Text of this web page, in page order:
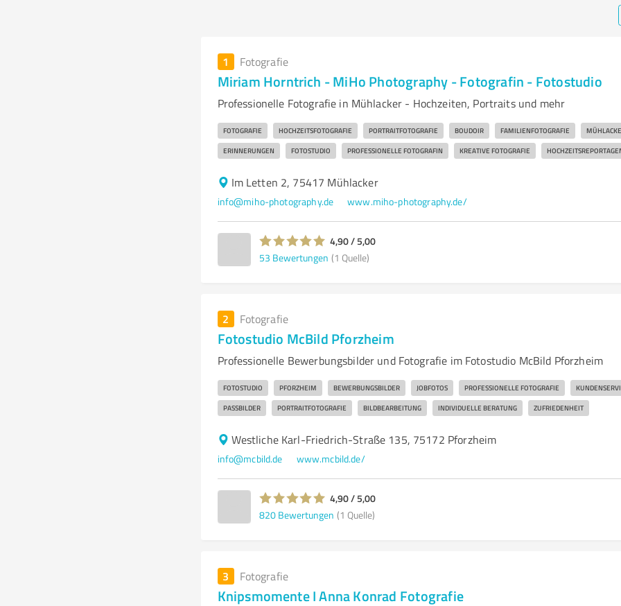
1 Fotografie
Miriam Horntrich - MiHo Photography - Fotografin - Fotostudio
Professionelle Fotografie in Mühlacker - Hochzeiten, Portraits und mehr
FOTOGRAFIE HOCHZEITSFOTOGRAFIE PORTRAITFOTOGRAFIE BOUDOIR FAMILIENFOTOGRAFIE
ERINNERUNGEN FOTOSTUDIO PROFESSIONELLE FOTOGRAFIN KREATIVE FOTOGRAFIE
Im Letten 2, 75417 Mühlacker
info@miho-photography.de www.miho-photography.de/
4,90 / 5,00
53 Bewertungen (1 Quelle)
2 Fotografie
Fotostudio McBild Pforzheim
Professionelle Bewerbungsbilder und Fotografie im Fotostudio McBild Pforzheim
FOTOSTUDIO PFORZHEIM BEWERBUNGSBILDER JOBFOTOS PROFESSIONELLE FOTOGRAFIE
PASSBILDER PORTRAITFOTOGRAFIE BILDBEARBEITUNG INDIVIDUELLE BERATUNG ZUFRIEDENHEIT
Westliche Karl-Friedrich-Straße 135, 75172 Pforzheim
info@mcbild.de www.mcbild.de/
4,90 / 5,00
820 Bewertungen (1 Quelle)
3 Fotografie
Knipsmomente I Anna Konrad Fotografie